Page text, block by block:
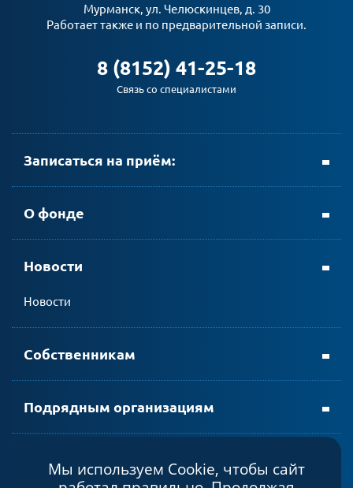
Мурманск, ул. Челюскинцев, д. 30
Работает также и по предварительной записи.
8 (8152) 41-25-18
Связь со специалистами
Записаться на приём:
О фонде
Новости
Новости
Собственникам
Подрядным организациям
Политика конфиденциальности
Мы используем Cookie, чтобы сайт